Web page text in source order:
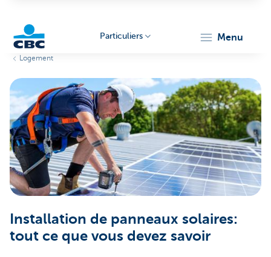
Particuliers menu
Logement
Installation de panneaux solaires:
tout ce que vous devez savoir